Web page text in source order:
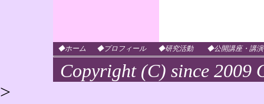
◆ホーム ◆プロフィール ◆研究活動 ◆公開講座・講
Copyright (C) since 2009
>